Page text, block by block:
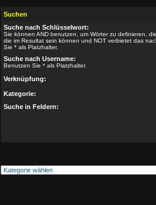
Suchen
Suche nach Schlüsselwort:
Sie können AND benutzen, um Wörter zu definieren,
die im Resultat sein können und NOT verbietet das
Sie * als Platzhalter.
Suche nach Username:
Benutzen Sie * als Platzhalter.
Verknüpfung:
Kategorie:
Suche in Feldern: